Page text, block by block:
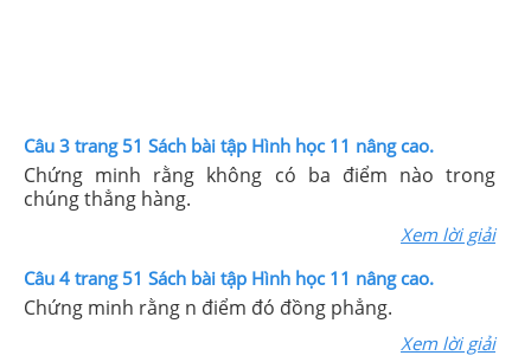
Câu 3 trang 51 Sách bài tập Hình học 11 nâng cao.
Chứng minh rằng không có ba điểm nào trong
chúng thẳng hàng.
Xem lời giải
Câu 4 trang 51 Sách bài tập Hình học 11 nâng cao.
Chứng minh rằng n điểm đó đồng phẳng.
Xem lời giải